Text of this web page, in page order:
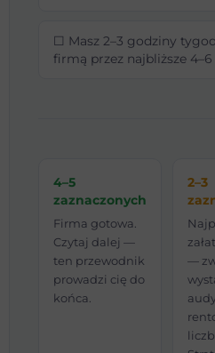
☐ Masz 2–3 godziny
firmą przez najbliższe
4–5
zaznaczonych
Firma gotowa.
Czytaj dalej —
ten przewodnik
prowadzi cię do
końca.
2–3
—
liczb.